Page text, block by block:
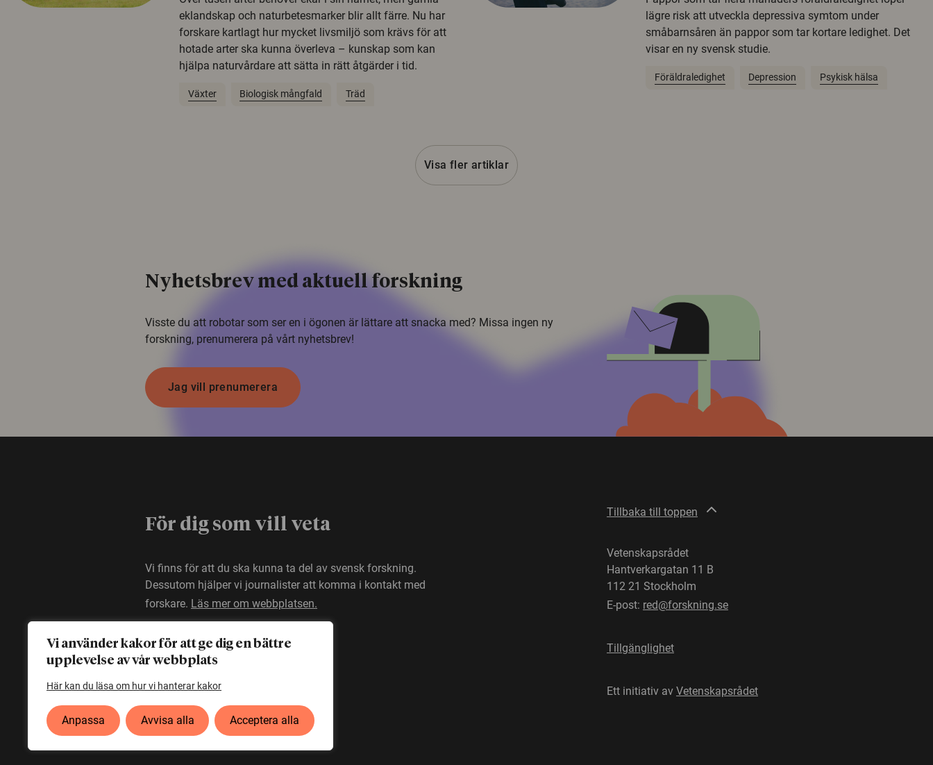
Vi använder kakor för att ge dig en bättre
upplevelse av vår webbplats
Här kan du läsa om hur vi hanterar kakor
Anpassa Avvisa alla Acceptera alla
eklandskap och naturbetesmarker blir allt färre. Nu har
forskare kartlagt hur mycket livsmiljö som krävs för att
hotade arter ska kunna överleva – kunskap som kan
hjälpa naturvårdare att sätta in rätt åtgärder i tid.
Växter Biologisk mångfald Träd
lägre risk att utveckla depressiva symtom under
småbarnsåren än pappor som tar kortare ledighet. Det
visar en ny svensk studie.
Föräldraledighet Depression Psykisk hälsa
Visa fler artiklar
Nyhetsbrev med aktuell forskning
Visste du att robotar som ser en i ögonen är lättare att snacka med? Missa ingen ny
forskning, prenumerera på vårt nyhetsbrev!
Jag vill prenumerera
För dig som vill veta
Vi finns för att du ska kunna ta del av svensk forskning.
Dessutom hjälper vi journalister att komma i kontakt med
forskare. Läs mer om webbplatsen.
Tillbaka till toppen
Vetenskapsrådet
Hantverkargatan 11 B
112 21 Stockholm
E-post: red@forskning.se
Tillgänglighet
Ett initiativ av Vetenskapsrådet